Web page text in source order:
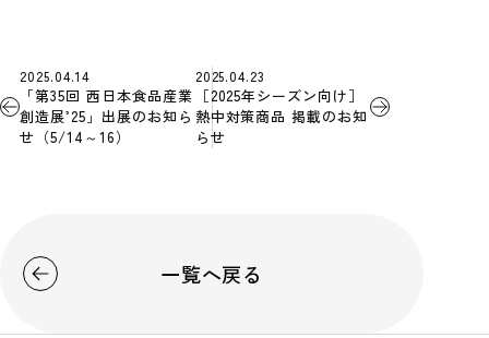
2025.04.14
「第35回 西日本食品産業
創造展’25」出展のお知ら
せ（5/14～16）
2025.04.23
［2025年シーズン向け］
熱中対策商品 掲載のお知
らせ
一覧へ戻る